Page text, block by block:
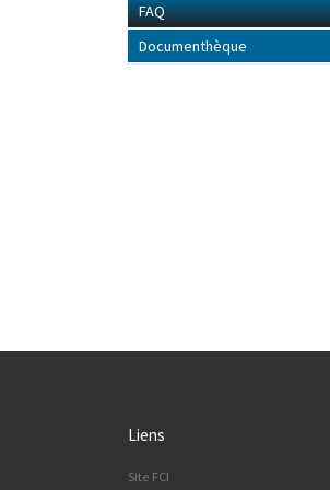
FAQ
Documenthèque
Liens
Site FCI